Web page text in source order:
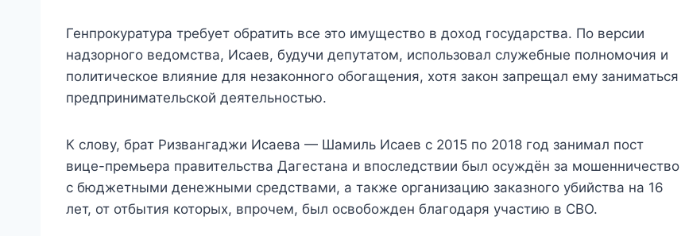
Генпрокуратура требует обратить все это имущество в доход государства. По версии
надзорного ведомства, Исаев, будучи депутатом, использовал служебные полномочия и
политическое влияние для незаконного обогащения, хотя закон запрещал ему заниматься
предпринимательской деятельностью.
К слову, брат Ризвангаджи Исаева — Шамиль Исаев с 2015 по 2018 год занимал пост
вице-премьера правительства Дагестана и впоследствии был осуждён за мошенничество
с бюджетными денежными средствами, а также организацию заказного убийства на 16
лет, от отбытия которых, впрочем, был освобожден благодаря участию в СВО.